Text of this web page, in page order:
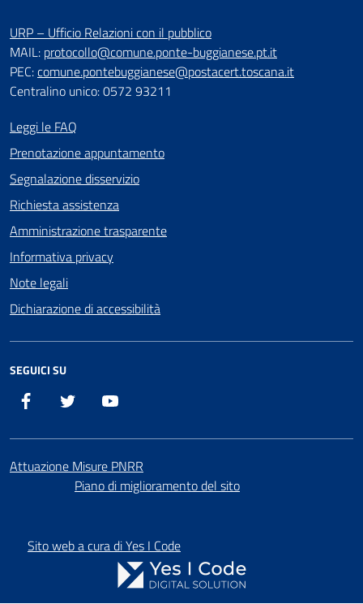
URP – Ufficio Relazioni con il pubblico
MAIL: protocollo@comune.ponte-buggianese.pt.it
PEC:comune.pontebuggianese@postacert.toscana.it
Centralino unico: 0572 93211
Leggi le FAQ
Prenotazione appuntamento
Segnalazione disservizio
Richiesta assistenza
Amministrazione trasparente
Informativa privacy
Note legali
Dichiarazione di accessibilità
SEGUICI SU
Facebook
Attuazione Misure PNRR
Piano di miglioramento del sito
Sito web a cura di Yes I Code